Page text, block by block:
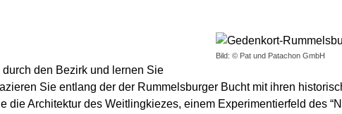
Bild: © Pat und Patachon GmbH
den Bezirk und lernen Sie
Sie entlang der der Rummelsburger Bucht mit ihren
die Architektur des Weitlingkiezes, einem Experimentierfeld des